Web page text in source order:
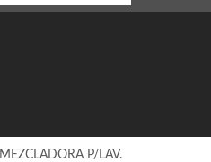
MEZCLADORA P/LAV.